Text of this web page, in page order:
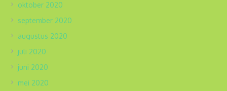
oktober 2020
september 2020
augustus 2020
juli 2020
juni 2020
mei 2020